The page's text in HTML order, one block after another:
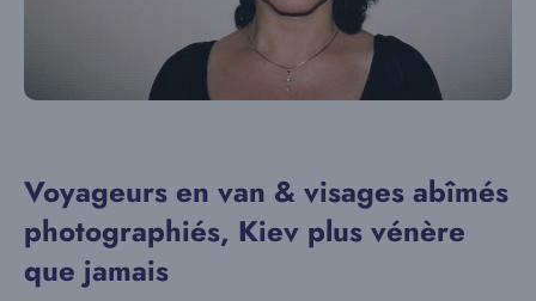
Voyageurs en van & visages abîmés
photographiés, Kiev plus vénère
que jamais